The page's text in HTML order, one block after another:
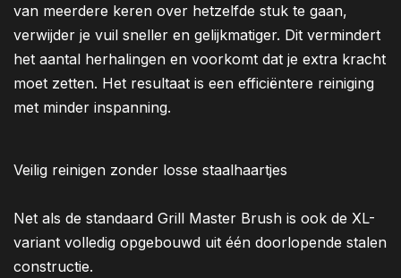
van meerdere keren over hetzelfde stuk te gaan,
verwijder je vuil sneller en gelijkmatiger. Dit vermindert
het aantal herhalingen en voorkomt dat je extra kracht
moet zetten. Het resultaat is een efficiëntere reiniging
met minder inspanning.
Veilig reinigen zonder losse staalhaartjes
Net als de standaard Grill Master Brush is ook de XL-
variant volledig opgebouwd uit één doorlopende stalen
constructie.